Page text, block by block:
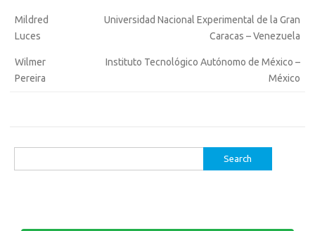
Mildred
Luces
Universidad Nacional Experimental de la Gran
Caracas – Venezuela
Wilmer
Pereira
Instituto Tecnológico Autónomo de México –
México
for: